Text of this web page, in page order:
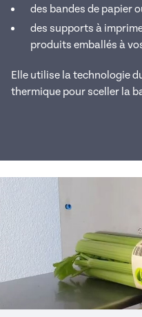
des bandes de papier
des supports à
produits emballés à
Elle utilise la technologie
thermique pour sceller la